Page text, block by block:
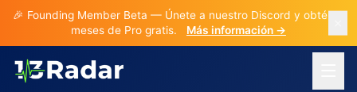
🎉 Founding Member Beta — Únete a nuestro Discord y obtén 3
meses de Pro gratis.
Más información →